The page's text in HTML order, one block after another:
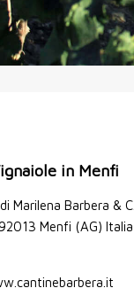
in Menfi
Marilena Barbera & C.
Menfi (AG) Italia